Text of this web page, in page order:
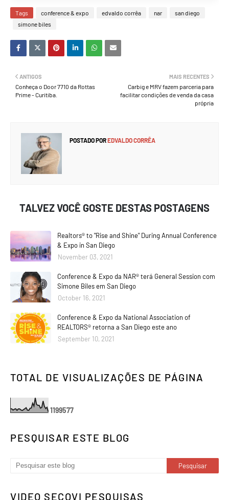
Tags conference & expo edvaldo corrêa nar
san diego
simone biles
MAIS RECENTES
Carbig e MRV fazem parceria para
facilitar condições de venda da casa
própria
ANTIGOS
Conheça o Door 7710 da Rottas
Prime - Curitiba.
POSTADO POREDVALDO CORRÊA
TALVEZ VOCÊ GOSTE DESTAS POSTAGENS
Realtors® to "Rise and Shine" During Annual Conference
& Expo in San Diego
November 03, 2021
Conference & Expo da NAR® terá General Session com
Simone Biles em San Diego
October 16, 2021
Conference & Expo da National Association of
REALTORS® retorna a San Diego este ano
September 10, 2021
TOTAL DE VISUALIZAÇÕES DE PÁGINA
1199577
PESQUISAR ESTE BLOG
VIDEO SECOVI PESQUISAS